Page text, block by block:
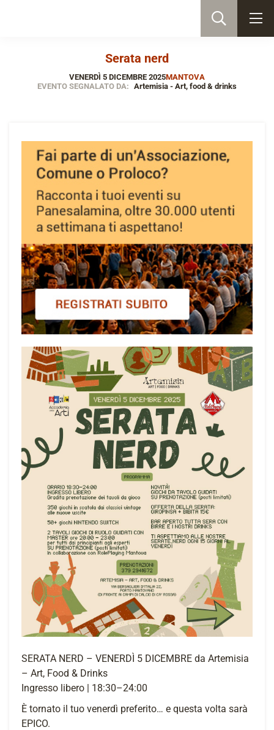
Serata nerd
VENERDÌ 5 DICEMBRE 2025MANTOVA
EVENTO SEGNALATO DA: Artemisia - Art, food & drinks
SERATA NERD – VENERDÌ 5 DICEMBRE da Artemisia
– Art, Food & Drinks
Ingresso libero | 18:30–24:00
È tornato il tuo venerdì preferito… e questa volta sarà
EPICO.